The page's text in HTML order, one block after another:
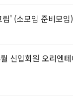
' (소모임 준비모임
신입회원 오리엔